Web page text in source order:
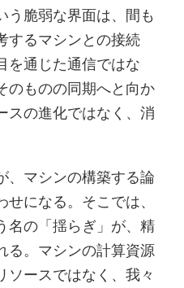
う脆弱な界面は、間も
するマシンとの接続
を通じた通信ではな
のものの同期へと向か
スの進化ではなく、消
、マシンの構築する論
になる。そこでは、
名の「揺らぎ」が、精
る。マシンの計算資源
ソースではなく、我々